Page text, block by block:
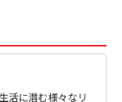
活に潜む様々なリ